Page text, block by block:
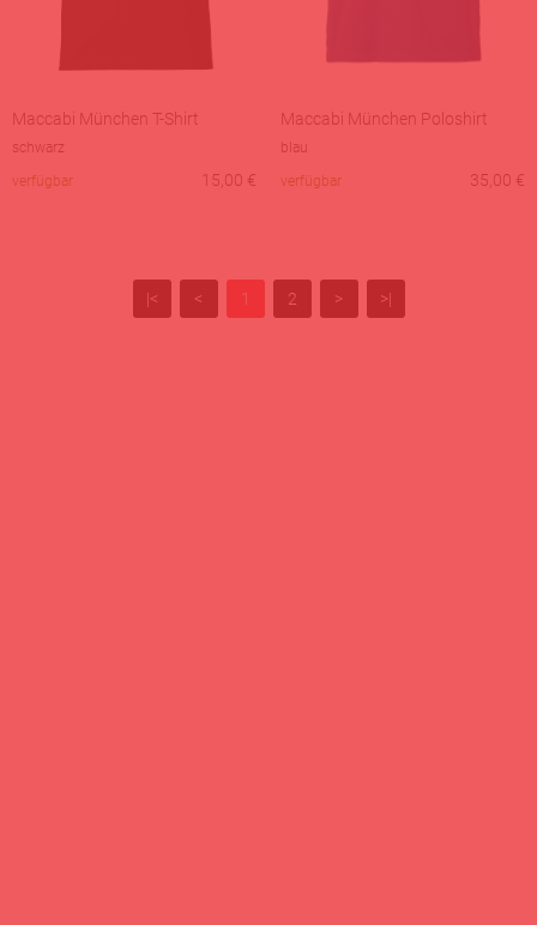
Maccabi München T-Shirt
schwarz
verfügbar
15,00 €
Maccabi München Poloshirt
blau
verfügbar
35,00 €
|< < 1 2 > >|